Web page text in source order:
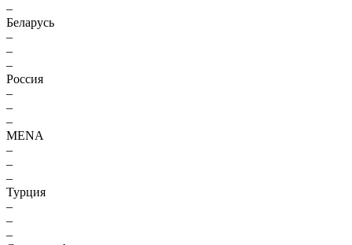
–
Беларусь
–
–
–
Россия
–
–
–
MENA
–
–
–
Турция
–
–
–